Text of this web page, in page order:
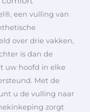
een vulling van
over drie vakken,
is dan de
uw hoofd in elke
Met de
u de vulling naar
zorgt